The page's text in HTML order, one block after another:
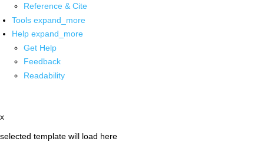
Reference & Cite
Tools expand_more
Help expand_more
Get Help
Feedback
Readability
x
selected template will load here